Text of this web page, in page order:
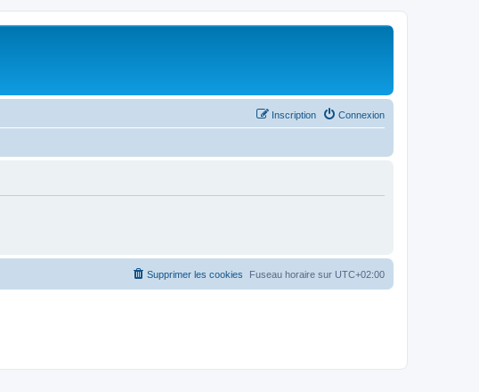
Connexion
Inscription
Fuseau horaire sur UTC+02:00
Supprimer les cookies